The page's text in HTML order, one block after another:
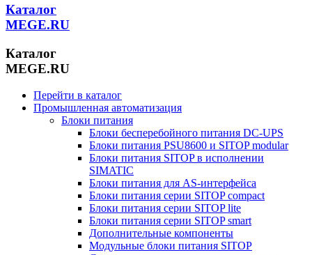
Каталог
MEGE.RU
Каталог
MEGE.RU
Перейти в каталог
Промышленная автоматизация
Блоки питания
Блоки бесперебойного питания DC-UPS
Блоки питания PSU8600 и SITOP modular
Блоки питания SITOP в исполнении
SIMATIC
Блоки питания для AS-интерфейса
Блоки питания серии SITOP compact
Блоки питания серии SITOP lite
Блоки питания серии SITOP smart
Дополнительные компоненты
Модульные блоки питания SITOP